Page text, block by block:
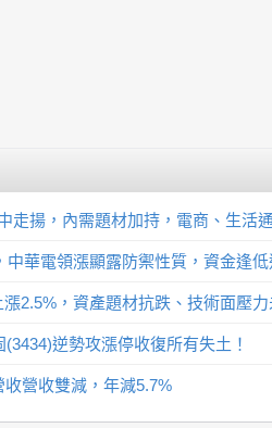
走揚，內需題材加持，電商、生活
中華電領漲顯露防禦性質，資金逢
漲2.5%，資產題材抗跌、技術面壓
逆勢攻漲停收復所有失土！
收營收雙減，年減5.7%